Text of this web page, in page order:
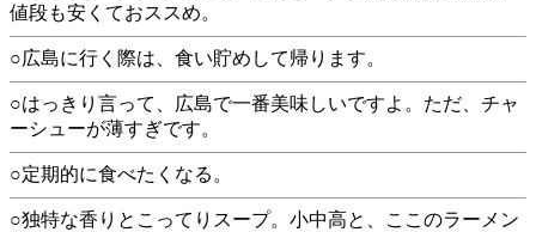
値段も安くておススめ。
○広島に行く際は、食い貯めして帰ります。
○はっきり言って、広島で一番美味しいですよ。ただ、チャ
ーシューが薄すぎです。
○定期的に食べたくなる。
○独特な香りとこってりスープ。小中高と、ここのラーメン